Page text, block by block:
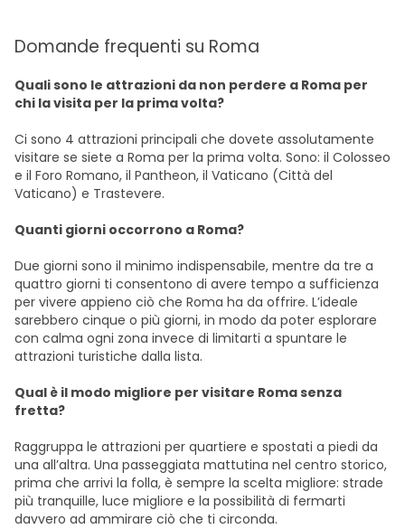
Domande frequenti su Roma
Quali sono le attrazioni da non perdere a Roma per
chi la visita per la prima volta?
Ci sono 4 attrazioni principali che dovete assolutamente
visitare se siete a Roma per la prima volta. Sono: il Colosseo
e il Foro Romano, il Pantheon, il Vaticano (Città del
Vaticano) e Trastevere.
Quanti giorni occorrono a Roma?
Due giorni sono il minimo indispensabile, mentre da tre a
quattro giorni ti consentono di avere tempo a sufficienza
per vivere appieno ciò che Roma ha da offrire. L’ideale
sarebbero cinque o più giorni, in modo da poter esplorare
con calma ogni zona invece di limitarti a spuntare le
attrazioni turistiche dalla lista.
Qual è il modo migliore per visitare Roma senza
fretta?
Raggruppa le attrazioni per quartiere e spostati a piedi da
una all’altra. Una passeggiata mattutina nel centro storico,
prima che arrivi la folla, è sempre la scelta migliore: strade
più tranquille, luce migliore e la possibilità di fermarti
davvero ad ammirare ciò che ti circonda.